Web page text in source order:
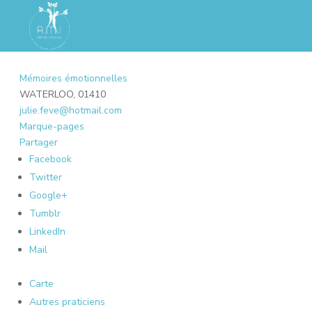
Mémoires émotionnelles
WATERLOO, 01410
julie.feve@hotmail.com
Marque-pages
Partager
Facebook
Twitter
Google+
Tumblr
LinkedIn
Mail
Carte
Autres praticiens